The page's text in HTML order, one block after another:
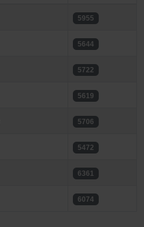
5955
5644
5722
5619
5706
5472
6361
6074